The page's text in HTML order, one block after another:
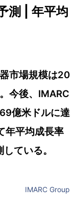
測 | 年平均
市場規模は20
今後、IMARC
億米ドルに達
年平均成長率
ている。
IMARC Group